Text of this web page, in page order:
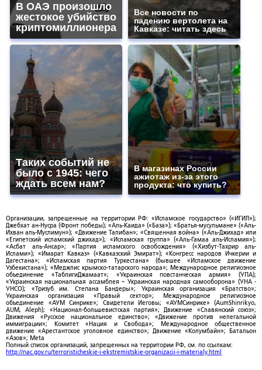
В ОАЭ произошло
жестокое убийство
криптомиллионера
Все новости по
падению вертолета на
Кавказе: читать здесь
Таких событий не
было с 1945: чего
ждать всем нам?
В магазинах России
ажиотаж из-за этого
продукта: что купить?
Организации, запрещенные на территории РФ: «Исламское государство» («ИГИЛ»);
Джебхат ан-Нусра (Фронт победы); «Аль-Каида» («База»); «Братья-мусульмане» («Аль-
Ихван аль-Муслимун»); «Движение Талибан»; «Священная война» («Аль-Джихад» или
«Египетский исламский джихад»); «Исламская группа» («Аль-Гамаа аль-Исламия»);
«Асбат аль-Ансар»; «Партия исламского освобождения» («Хизбут-Тахрир аль-
Ислами»); «Имарат Кавказ» («Кавказский Эмират»); «Конгресс народов Ичкерии и
Дагестана»; «Исламская партия Туркестана» (бывшее «Исламское движение
Узбекистана»); «Меджлис крымско-татарского народа»; Международное религиозное
объединение «ТаблигиДжамаат»; «Украинская повстанческая армия» (УПА);
«Украинская национальная ассамблея – Украинская народная самооборона» (УНА -
УНСО); «Тризуб им. Степана Бандеры»; Украинская организация «Братство»;
Украинская организация «Правый сектор»; Международное религиозное
объединение «АУМ Синрике»; Свидетели Иеговы; «АУМСинрике» (AumShinrikyo,
AUM, Aleph); «Национал-большевистская партия»; Движение «Славянский союз»;
Движения «Русское национальное единство»; «Движение против нелегальной
иммиграции»; Комитет «Нация и Свобода»; Международное общественное
движение «Арестантское уголовное единство»; Движение «Колумбайн»; Батальон
«Азов»; Meta
Полный список организаций, запрещенных на территории РФ, см. по ссылкам:
http://nac.gov.ru/terroristicheskie-i-ekstremistskie-organizacii-i-materialy.html